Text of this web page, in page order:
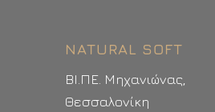
NATURAL SOFT
ΒΙ.ΠΕ. Μηχανιώνας,
Θεσσαλονίκη